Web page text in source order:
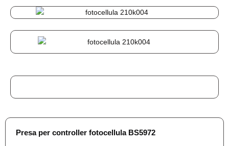
Presa per controller fotocellula BS5972